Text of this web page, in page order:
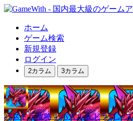
ホーム
ゲーム検索
新規登録
ログイン
2カラム 3カラム
パズドラ攻略｜パズル＆ドラゴンズ